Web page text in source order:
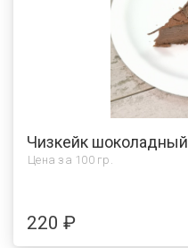
Чизкейк шоколадный
Цена за 100 гр.
220 ₽